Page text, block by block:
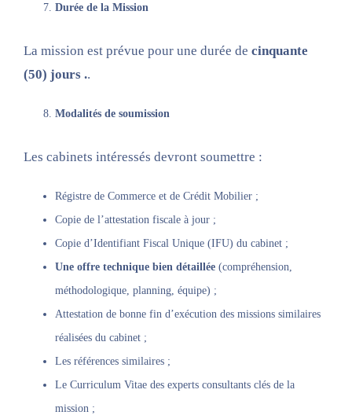
Durée de la Mission
La mission est prévue pour une durée de cinquante
(50) jours ..
Modalités de soumission
Les cabinets intéressés devront soumettre :
Régistre de Commerce et de Crédit Mobilier ;
Copie de l’attestation fiscale à jour ;
Copie d’Identifiant Fiscal Unique (IFU) du cabinet ;
Une offre technique bien détaillée (compréhension,
méthodologique, planning, équipe) ;
Attestation de bonne fin d’exécution des missions similaires
réalisées du cabinet ;
Les références similaires ;
Le Curriculum Vitae des experts consultants clés de la
mission ;